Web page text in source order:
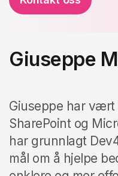
Giuseppe
Giuseppe har vært
SharePoint og
har grunnlagt
mål om å hjelpe